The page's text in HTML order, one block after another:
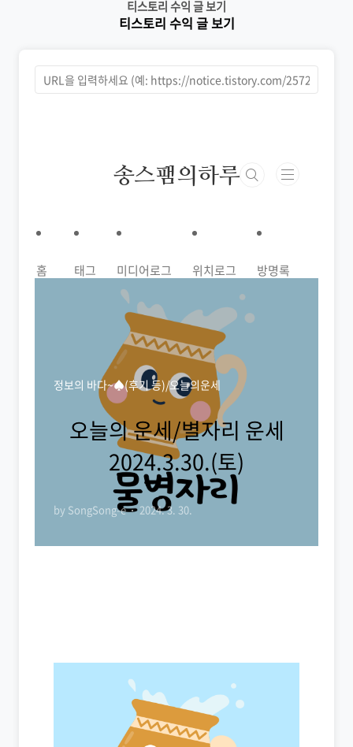
티스토리 수익 글 보기
티스토리 수익 글 보기
송스팸의하루
홈 태그 미디어로그 위치로그 방명록
정보의 바다~♠(후기 등)/오늘의운세
오늘의 운세/별자리 운세
2024.3.30.(토)
by SongSong-e 2024. 3. 30.